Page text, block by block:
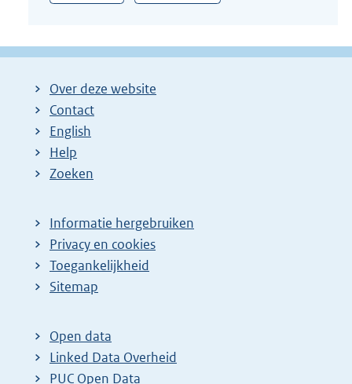
Over deze website
Contact
English
Help
Zoeken
Informatie hergebruiken
Privacy en cookies
Toegankelijkheid
Sitemap
Open data
Linked Data Overheid
PUC Open Data